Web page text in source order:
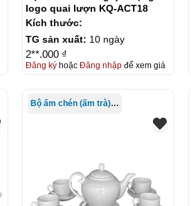
logo quai lượn KQ-ACT18
Kích thước:
TG sản xuất: 10 ngày
2**.000 ₫
Đăng kýhoặc Đăng nhậpđể xem giá
Bộ ấm chén (ấm trà) in logo